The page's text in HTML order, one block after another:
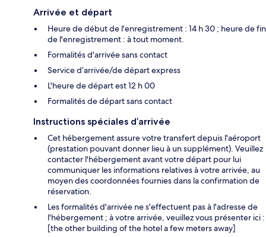
Arrivée et départ
Heure de début de l'enregistrement : 14 h 30 ; heure de fin
de l'enregistrement : à tout moment.
Formalités d'arrivée sans contact
Service d’arrivée/de départ express
L'heure de départ est 12 h 00
Formalités de départ sans contact
Instructions spéciales d’arrivée
Cet hébergement assure votre transfert depuis l'aéroport
(prestation pouvant donner lieu à un supplément). Veuillez
contacter l'hébergement avant votre départ pour lui
communiquer les informations relatives à votre arrivée, au
moyen des coordonnées fournies dans la confirmation de
réservation.
Les formalités d'arrivée ne s'effectuent pas à l'adresse de
l'hébergement ; à votre arrivée, veuillez vous présenter ici :
[the other building of the hotel a few meters away]